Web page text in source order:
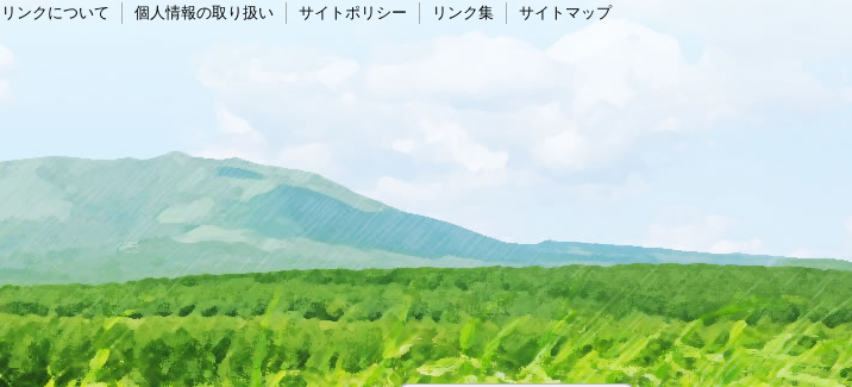
リンクについて 個人情報の取り扱い サイトポリシー リンク集 サイトマップ